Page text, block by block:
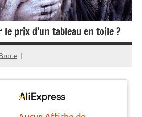
le prix d’un tableau en toile ?
Bruce